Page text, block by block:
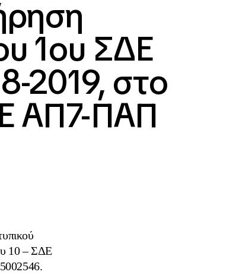
1ου ΣΔΕ
2019, στο
ΑΠ7-ΠΑΠ
10 – ΣΔΕ